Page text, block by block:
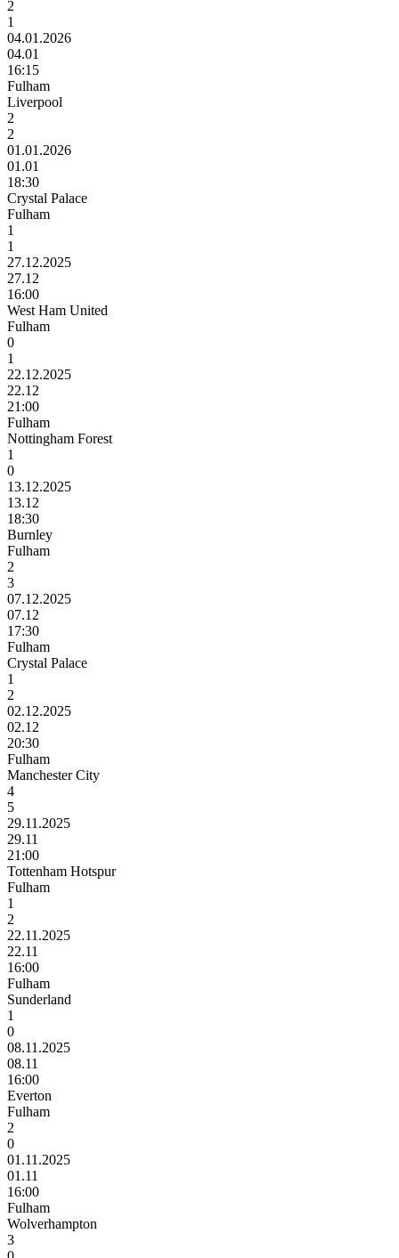
2
1
04.01.2026
04.01
16:15
Fulham
Liverpool
2
2
01.01.2026
01.01
18:30
Crystal Palace
Fulham
1
1
27.12.2025
27.12
16:00
West Ham United
Fulham
0
1
22.12.2025
22.12
21:00
Fulham
Nottingham Forest
1
0
13.12.2025
13.12
18:30
Burnley
Fulham
2
3
07.12.2025
07.12
17:30
Fulham
Crystal Palace
1
2
02.12.2025
02.12
20:30
Fulham
Manchester City
4
5
29.11.2025
29.11
21:00
Tottenham Hotspur
Fulham
1
2
22.11.2025
22.11
16:00
Fulham
Sunderland
1
0
08.11.2025
08.11
16:00
Everton
Fulham
2
0
01.11.2025
01.11
16:00
Fulham
Wolverhampton
3